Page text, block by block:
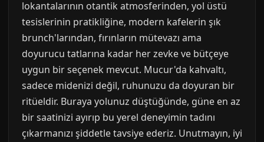
lokantalarının otantik atmosferinden, yol üstü
tesislerinin pratikliğine, modern kafelerin şık
brunch'larından, fırınların mütevazı ama
doyurucu tatlarına kadar her zevke ve bütçeye
uygun bir seçenek mevcut. Mucur'da kahvaltı,
sadece midenizi değil, ruhunuzu da doyuran bir
ritüeldir. Buraya yolunuz düştüğünde, güne en az
bir saatinizi ayırıp bu yerel deneyimin tadını
çıkarmanızı şiddetle tavsiye ederiz. Unutmayın, iyi